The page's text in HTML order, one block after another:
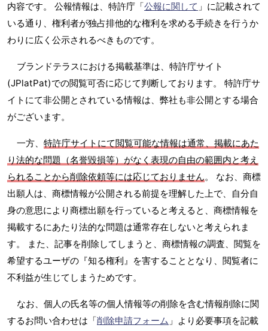
内容です。 公報情報は、特許庁「公報に関して 」に記載されて
いる通り、権利者が独占排他的な権利を求める手続きを行うか
わりに広く公示されるべきものです。
ブランドテラスにおける掲載基準は、特許庁サイト
(JPlatPat)での閲覧可否に応じて判断しております。 特許庁サ
イトにて非公開とされている情報は、弊社も非公開とする場合
がございます。
一方、 特許庁サイトにて閲覧可能な情報は通常、掲載にあた
り法的な問題（名誉毀損等）がなく表現の自由の範囲内と考え
られることから削除依頼等には応じておりません。 なお、商標
出願人は、商標情報が公開される前提を理解した上で、自分自
身の意思により商標出願を行っていると考えると、商標情報を
掲載するにあたり法的な問題は通常存在しないと考えられま
す。 また、記事を削除してしまうと、商標情報の調査、閲覧を
希望するユーザの『知る権利』を害することとなり、閲覧者に
不利益が生じてしまうためです。
なお、個人の氏名等の個人情報等の削除を含む情報削除に関
するお問い合わせは「削除申請フォーム 」より必要事項を記載